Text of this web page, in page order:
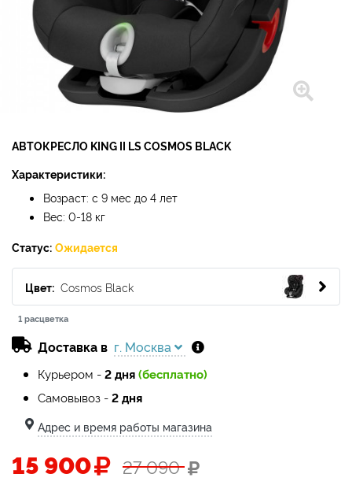
АВТОКРЕСЛО KING II LS COSMOS BLACK
Характеристики:
Возраст: с 9 мес до 4 лет
Вес: 0-18 кг
Статус: Ожидается
Цвет: Cosmos Black
1 расцветка
Доставка в г. Москва
Курьером -2 дня(бесплатно)
Самовывоз -2 дня
Адрес и время работы магазина
15 900 27 090